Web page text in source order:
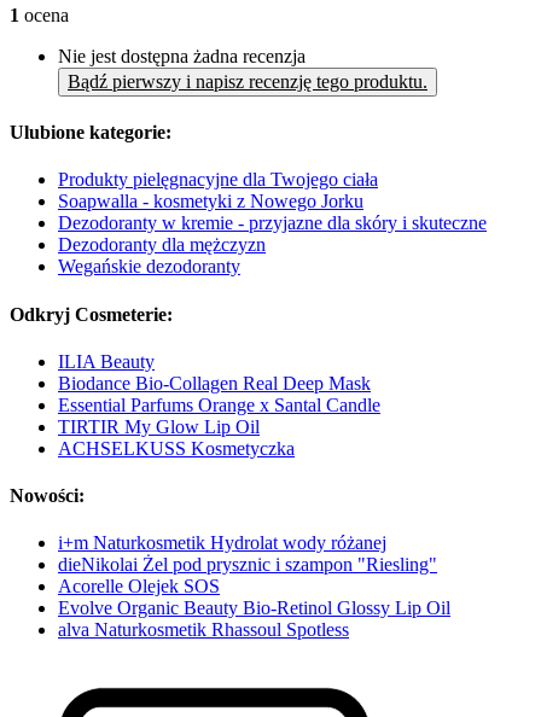
1 ocena
Nie jest dostępna żadna recenzja
Bądź pierwszy i napisz recenzję tego produktu.
Ulubione kategorie:
Produkty pielęgnacyjne dla Twojego ciała
Soapwalla - kosmetyki z Nowego Jorku
Dezodoranty w kremie - przyjazne dla skóry i skuteczne
Dezodoranty dla mężczyzn
Wegańskie dezodoranty
Odkryj Cosmeterie:
ILIA Beauty
Biodance Bio-Collagen Real Deep Mask
Essential Parfums Orange x Santal Candle
TIRTIR My Glow Lip Oil
ACHSELKUSS Kosmetyczka
Nowości:
i+m Naturkosmetik Hydrolat wody różanej
dieNikolai Żel pod prysznic i szampon "Riesling"
Acorelle Olejek SOS
Evolve Organic Beauty Bio-Retinol Glossy Lip Oil
alva Naturkosmetik Rhassoul Spotless